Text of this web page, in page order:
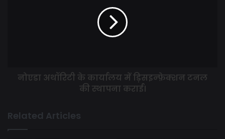
नोएडा अथॉरिटी के कार्यालय में ड़िसइन्फ़ेक्शन टनल
की स्थापना कराई।
Related Articles